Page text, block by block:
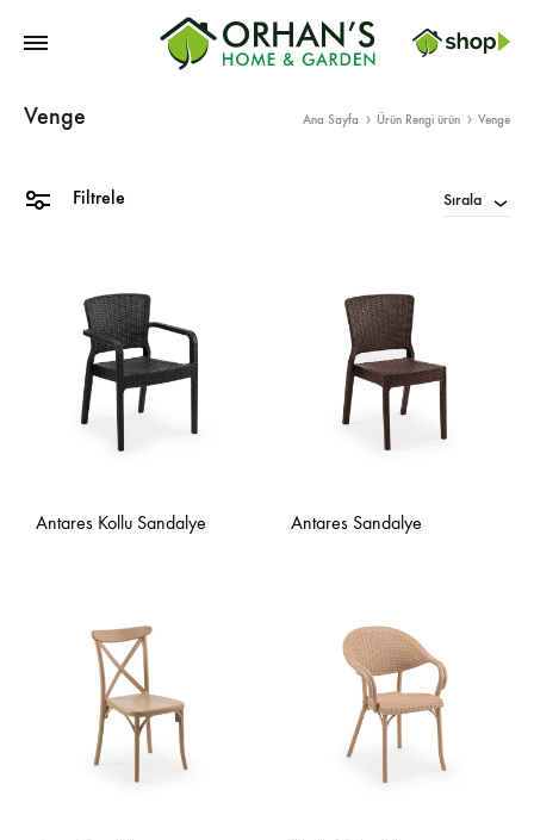
Venge Ana Sayfa Ürün Rengi ürün Venge
Filtrele Sırala
Antares Kollu Sandalye Antares Sandalye